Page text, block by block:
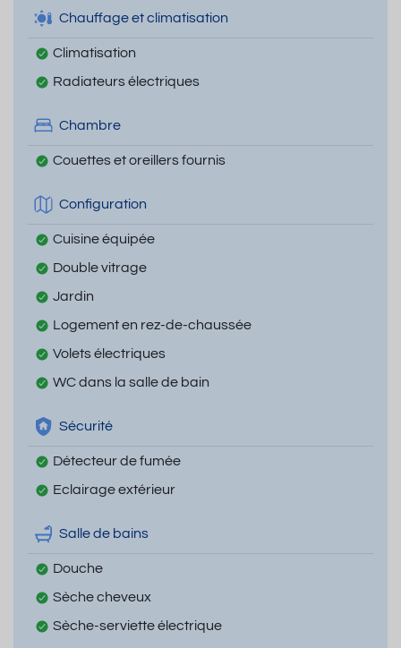
Chauffage et climatisation
Climatisation
Radiateurs électriques
Chambre
Couettes et oreillers fournis
Configuration
Cuisine équipée
Double vitrage
Jardin
Logement en rez-de-chaussée
Volets électriques
WC dans la salle de bain
Sécurité
Détecteur de fumée
Eclairage extérieur
Salle de bains
Douche
Sèche cheveux
Sèche-serviette électrique